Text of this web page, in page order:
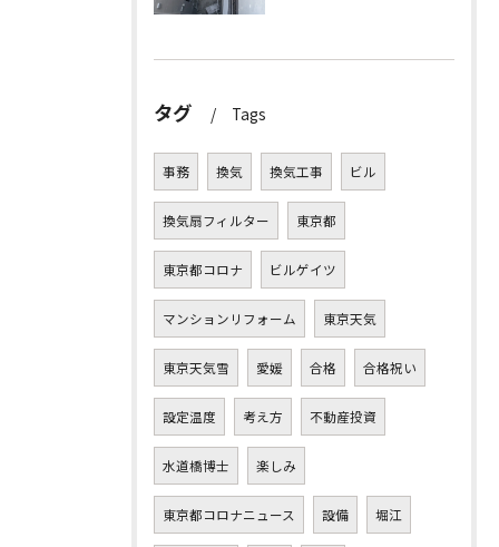
タグ Tags
事務 換気 換気工事 ビル
換気扇フィルター 東京都
東京都コロナ ビルゲイツ
マンションリフォーム 東京天気
東京天気雪 愛媛 合格 合格祝い
設定温度 考え方 不動産投資
水道橋博士 楽しみ
東京都コロナニュース 設備 堀江